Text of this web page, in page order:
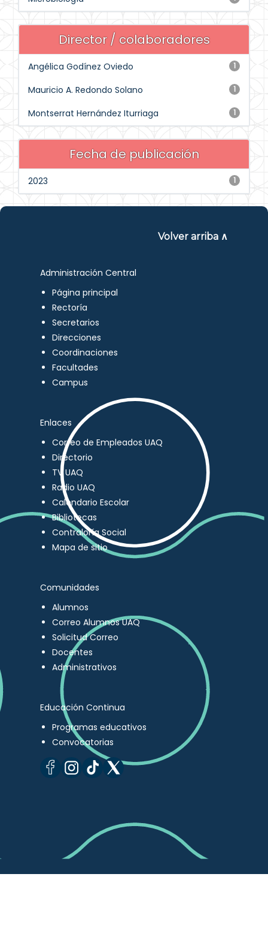
Director / colaboradores
1
Angélica Godínez Oviedo
1
Mauricio A. Redondo Solano
1
Montserrat Hernández Iturriaga
Fecha de publicación
1
2023
Volver arriba ∧
Administración Central
Página principal
Rectoría
Secretarios
Direcciones
Coordinaciones
Facultades
Campus
Enlaces
Correo de Empleados UAQ
Directorio
TV UAQ
Radio UAQ
Calendario Escolar
Bibliotecas
Contraloría Social
Mapa de sitio
Comunidades
Alumnos
Correo Alumnos UAQ
Solicitud Correo
Docentes
Administrativos
Educación Continua
Programas educativos
Convocatorias